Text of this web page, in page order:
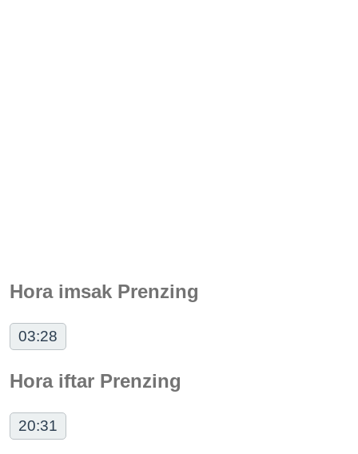
Hora imsak Prenzing
03:28
Hora iftar Prenzing
20:31